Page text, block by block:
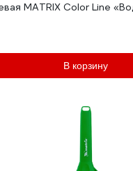
MATRIX Color Line
В корзину